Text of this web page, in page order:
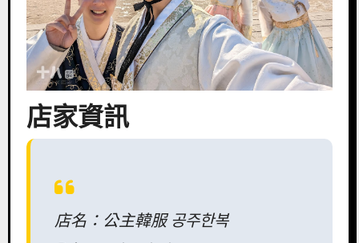
店家資訊
店名：公主韓服 공주한복